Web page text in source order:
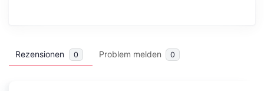
Rezensionen 0 Problem melden 0